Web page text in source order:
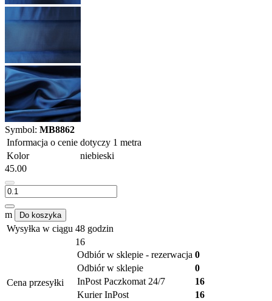
Symbol: MB8862
Informacja o cenie dotyczy 1 metra
Kolor
niebieski
45.00
m Do koszyka
Wysyłka w ciągu 48 godzin
Cena przesyłki
16
Odbiór w sklepie - rezerwacja 0
Odbiór w sklepie
0
InPost Paczkomat 24/7
16
Kurier InPost
16